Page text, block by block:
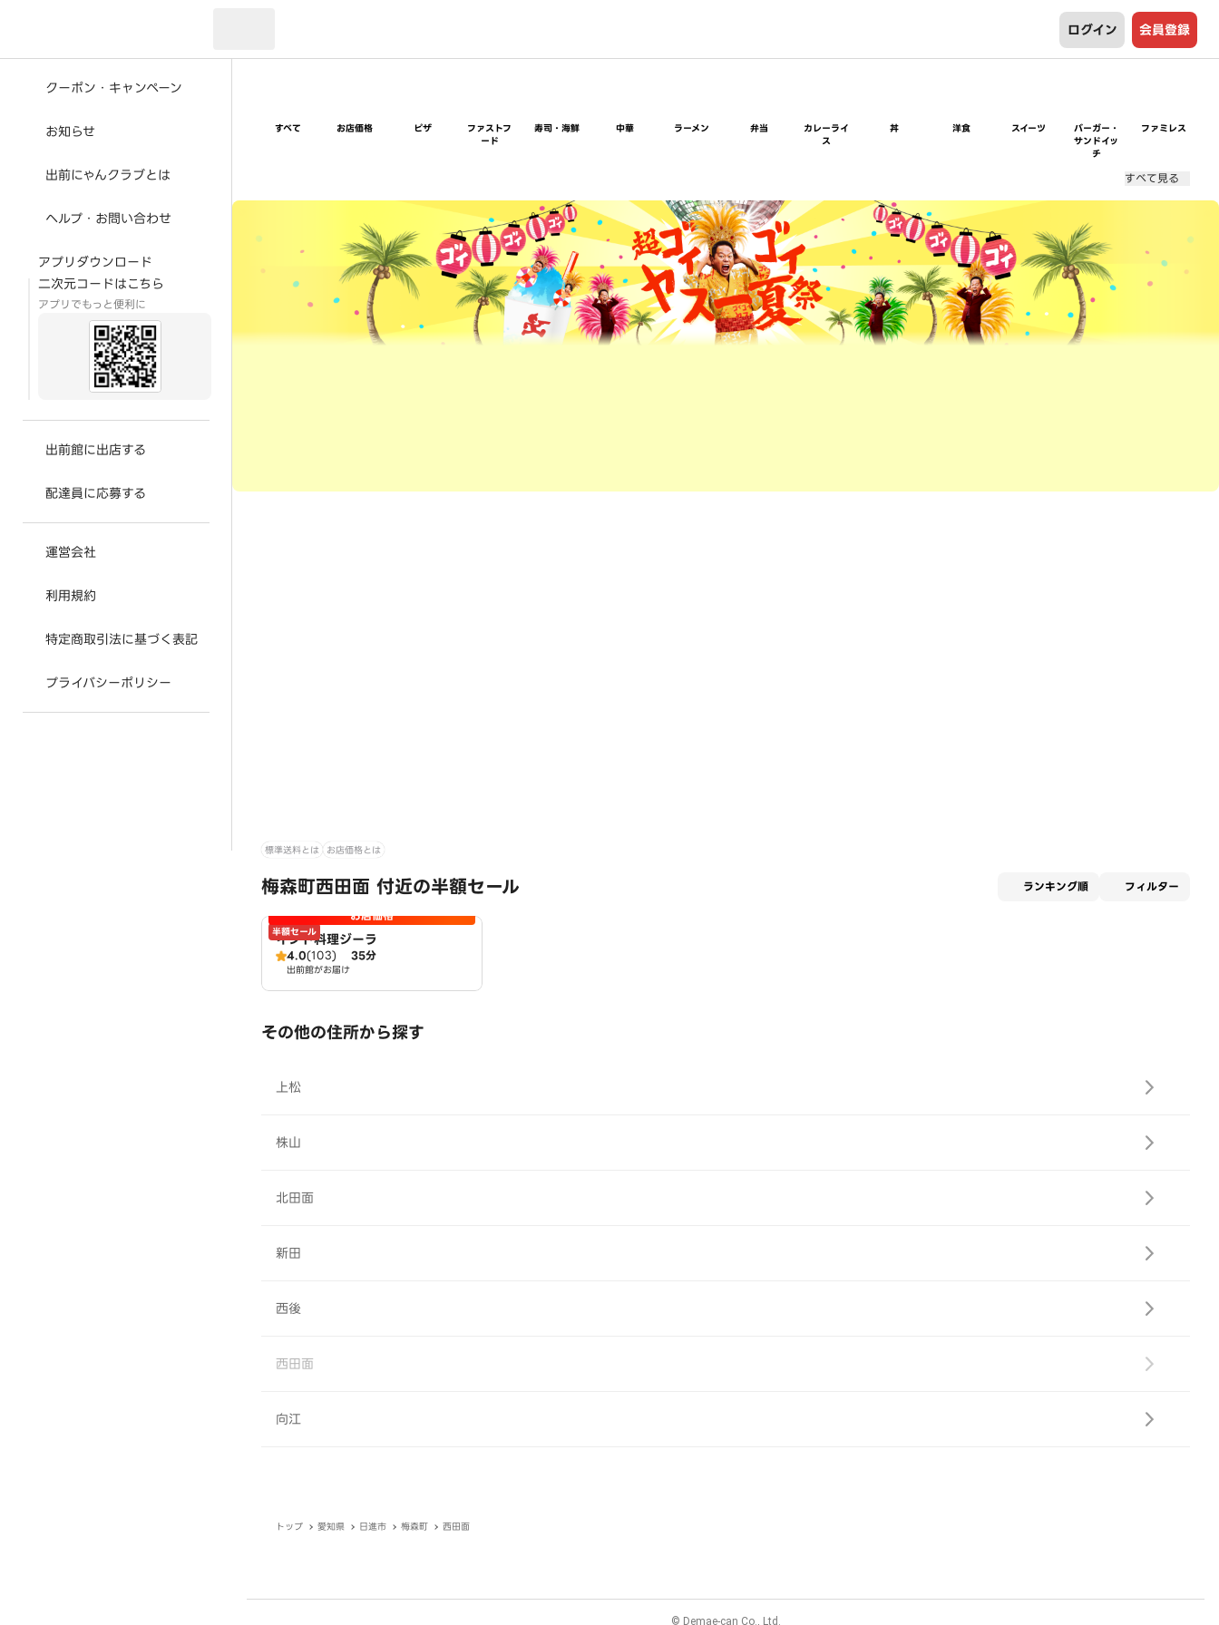
ログイン 会員登録
クーポン・キャンペーン
お知らせ
出前にゃんクラブとは
ヘルプ・お問い合わせ
アプリダウンロード
二次元コードはこちら
アプリでもっと便利に
出前館に出店する
配達員に応募する
運営会社
利用規約
特定商取引法に基づく表記
プライバシーポリシー
すべて お店価格 ピザ
ファストフ
ード
寿司・海鮮 中華 ラーメン 弁当
カレーライ
ス
丼 洋食 スイーツ
バーガー・
サンドイッ
チ
ファミレス
すべて見る
超ゴイゴイヤスー夏祭
標準送料とは お店価格とは
梅森町西田面 付近の半額セール ランキング順 フィルター
半額セール
お店価格
インド料理ジーラ
4.0(103) 35分
出前館がお届け
その他の住所から探す
上松
株山
北田面
新田
西後
西田面
向江
トップ 愛知県 日進市 梅森町 西田面
© Demae-can Co., Ltd.